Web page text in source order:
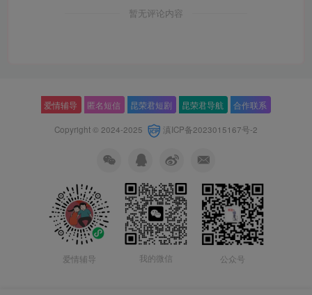
暂无评论内容
爱情辅导 匿名短信 昆荣君短剧 昆荣君导航 合作联系
Copyright © 2024-2025 滇ICP备2023015167号-2
爱情辅导 我的微信 公众号